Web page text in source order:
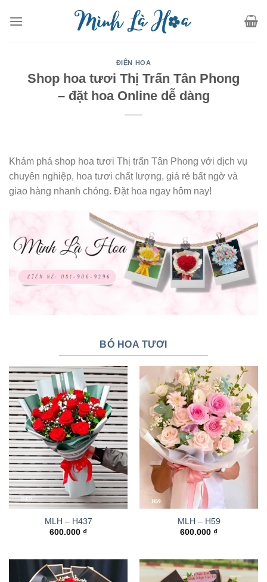
ĐIỆN HOA
Shop hoa tươi Thị Trấn Tân Phong
– đặt hoa Online dễ dàng
Khám phá shop hoa tươi Thị trấn Tân Phong với dịch vụ
chuyên nghiệp, hoa tươi chất lượng, giá rẻ bất ngờ và
giao hàng nhanh chóng. Đặt hoa ngay hôm nay!
BÓ HOA TƯƠI
MLH – H437
600.000 ₫
MLH – H59
600.000 ₫